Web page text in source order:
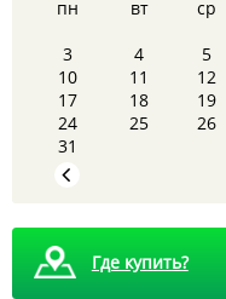
пн вт ср
3
4 5
10
11 12
17
18 19
24
25 26
31
Где купить?
8 августа - Тайны
которую вы